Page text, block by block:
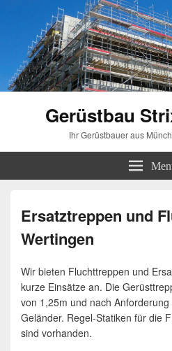
Gerüstbau
Ihr Gerüstbauer aus
Ersatztreppen und
Wertingen
Wir bieten Fluchttreppen und
kurze Einsätze an. Die
von 1,25m und nach
Geländer. Regel-Statiken für die
sind vorhanden.